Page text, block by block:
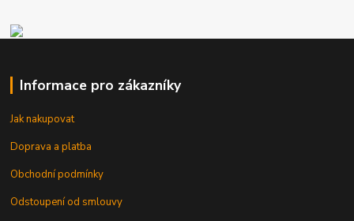
Informace pro zákazníky
Jak nakupovat
Doprava a platba
Obchodní podmínky
Odstoupení od smlouvy